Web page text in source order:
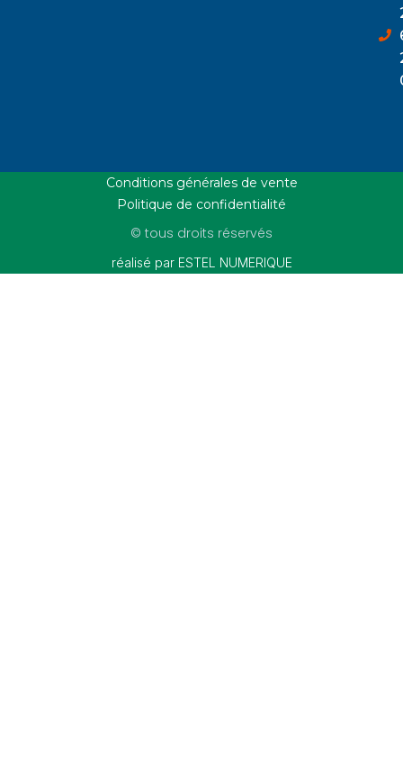
Conditions générales de vente
Politique de confidentialité
© tous droits réservés
réalisé par ESTEL NUMERIQUE